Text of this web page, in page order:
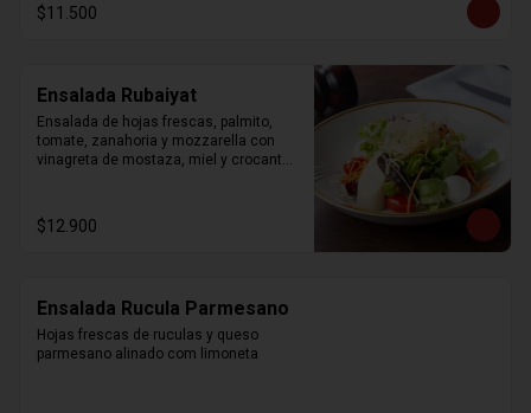
$11.500
Ensalada Rubaiyat
Ensalada de hojas frescas, palmito,
tomate, zanahoria y mozzarella con
vinagreta de mostaza, miel y crocantes
$12.900
Ensalada Rucula Parmesano
Hojas frescas de ruculas y queso
parmesano alinado com limoneta